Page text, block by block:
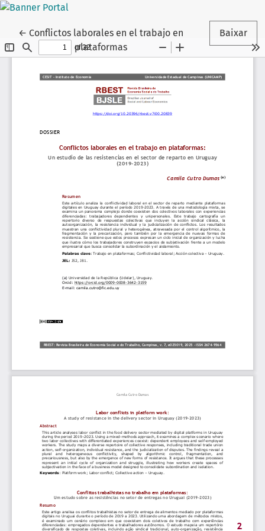
← Voltar aos Detalhes do Artigo
Conflictos laborales en el trabajo en
plataformas
Baixar